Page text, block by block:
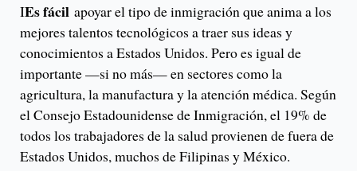
IEs fácil apoyar el tipo de inmigración que anima a los
mejores talentos tecnológicos a traer sus ideas y
conocimientos a Estados Unidos. Pero es igual de
importante —si no más— en sectores como la
agricultura, la manufactura y la atención médica. Según
el Consejo Estadounidense de Inmigración, el 19% de
todos los trabajadores de la salud provienen de fuera de
Estados Unidos, muchos de Filipinas y México.